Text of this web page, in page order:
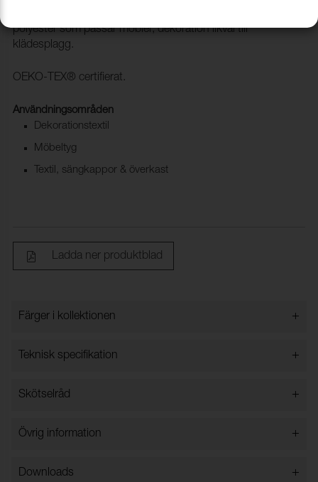
polyester som passar möbler, dekoration likväl till
klädesplagg.
OEKO-TEX® certifierat.
Användningsområden
Dekorationstextil
Möbeltyg
Textil, sängkappor & överkast
Ladda ner produktblad
Färger i kollektionen +
Färger i kollektionen
Teknisk specifikation +
Bredd:
Rullängd (m):
Skötselråd +
Får ej tvättas i vatten
Tål inte klorblekning
Övrig information +
Downloads +